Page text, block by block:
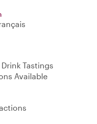
Tastings
Available